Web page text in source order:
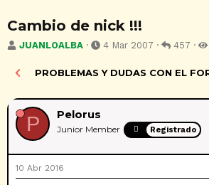
Cambio de nick !!!
A
t
r
JUANLOALBA
F
c
a
4 Mar 2007
R
s
u
s
t
457
PROBLEMAS Y DUDAS CON EL
P Pelorus
Junior Member Registrado
10 Abr 2016